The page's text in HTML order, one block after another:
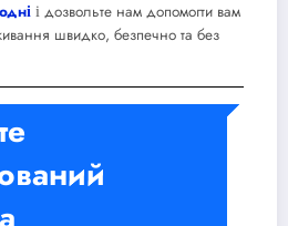
і дозвольте нам допомогти вам
швидко, безпечно та без